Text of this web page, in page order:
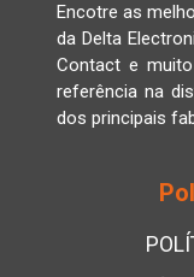
Encotre as
da Delta
Contact e
referência na
dos principais